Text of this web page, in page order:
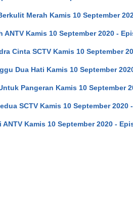
Merah Kamis 10 September
ANTV Kamis 10 September 2020 -
Cinta SCTV Kamis 10 September
Dua Hati Kamis 10 September
Pangeran Kamis 10 September
SCTV Kamis 10 September 2020
Kamis 10 September 2020 -